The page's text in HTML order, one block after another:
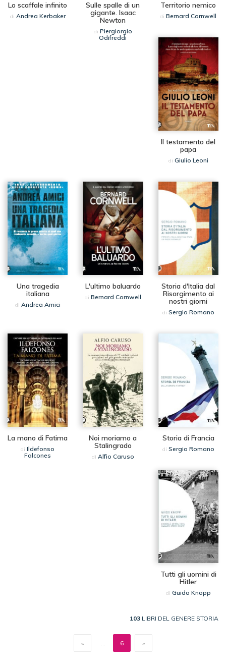
Lo scaffale infinito
di Andrea Kerbaker
Sulle spalle di un
gigante. Isaac
Newton
di Piergiorgio
Odifreddi
Territorio nemico
di Bernard Cornwell
Il testamento del
papa
di Giulio Leoni
Una tragedia
italiana
di Andrea Amici
L'ultimo baluardo
di Bernard Cornwell
Storia d'Italia dal
Risorgimento ai
nostri giorni
di Sergio Romano
La mano di Fatima
diIldefonso
Falcones
Noi moriamo a
Stalingrado
di Alfio Caruso
Storia di Francia
di Sergio Romano
Tutti gli uomini di
Hitler
di Guido Knopp
103 LIBRI DEL GENERE STORIA
« »
... 6